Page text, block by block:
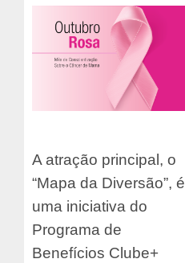
A atração principal, o
“Mapa da Diversão”, é
uma iniciativa do
Programa de
Benefícios Clube+